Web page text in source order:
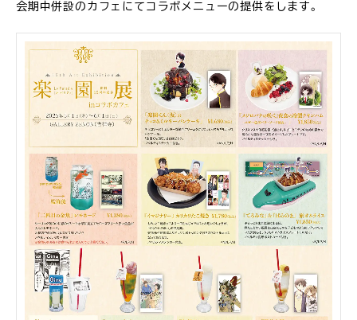
会期中併設のカフェにてコラボメニューの提供をします。